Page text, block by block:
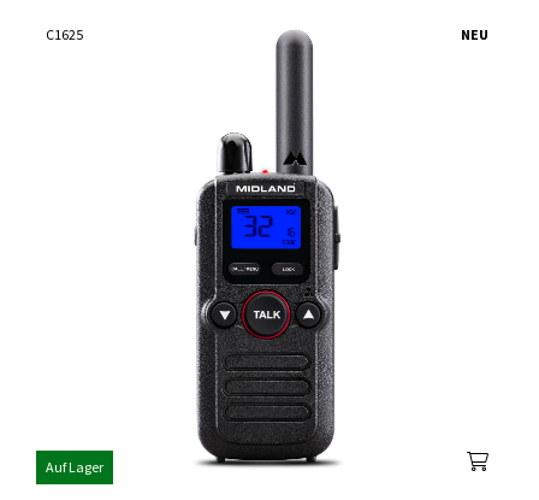
NEU
C1625
Auf Lager